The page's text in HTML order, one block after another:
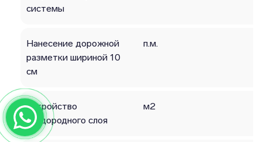
системы
Нанесение дорожной
разметки шириной 10
см
п.м.
Устройство
плодородного слоя
м2